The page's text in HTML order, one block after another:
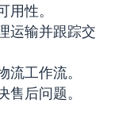
性。
运输并跟踪交
工作流。
售后问题。